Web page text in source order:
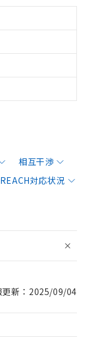
相互干渉
対応状況
更新：2025/09/04